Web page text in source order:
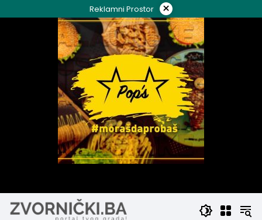
to
Reklamni Prostor ×